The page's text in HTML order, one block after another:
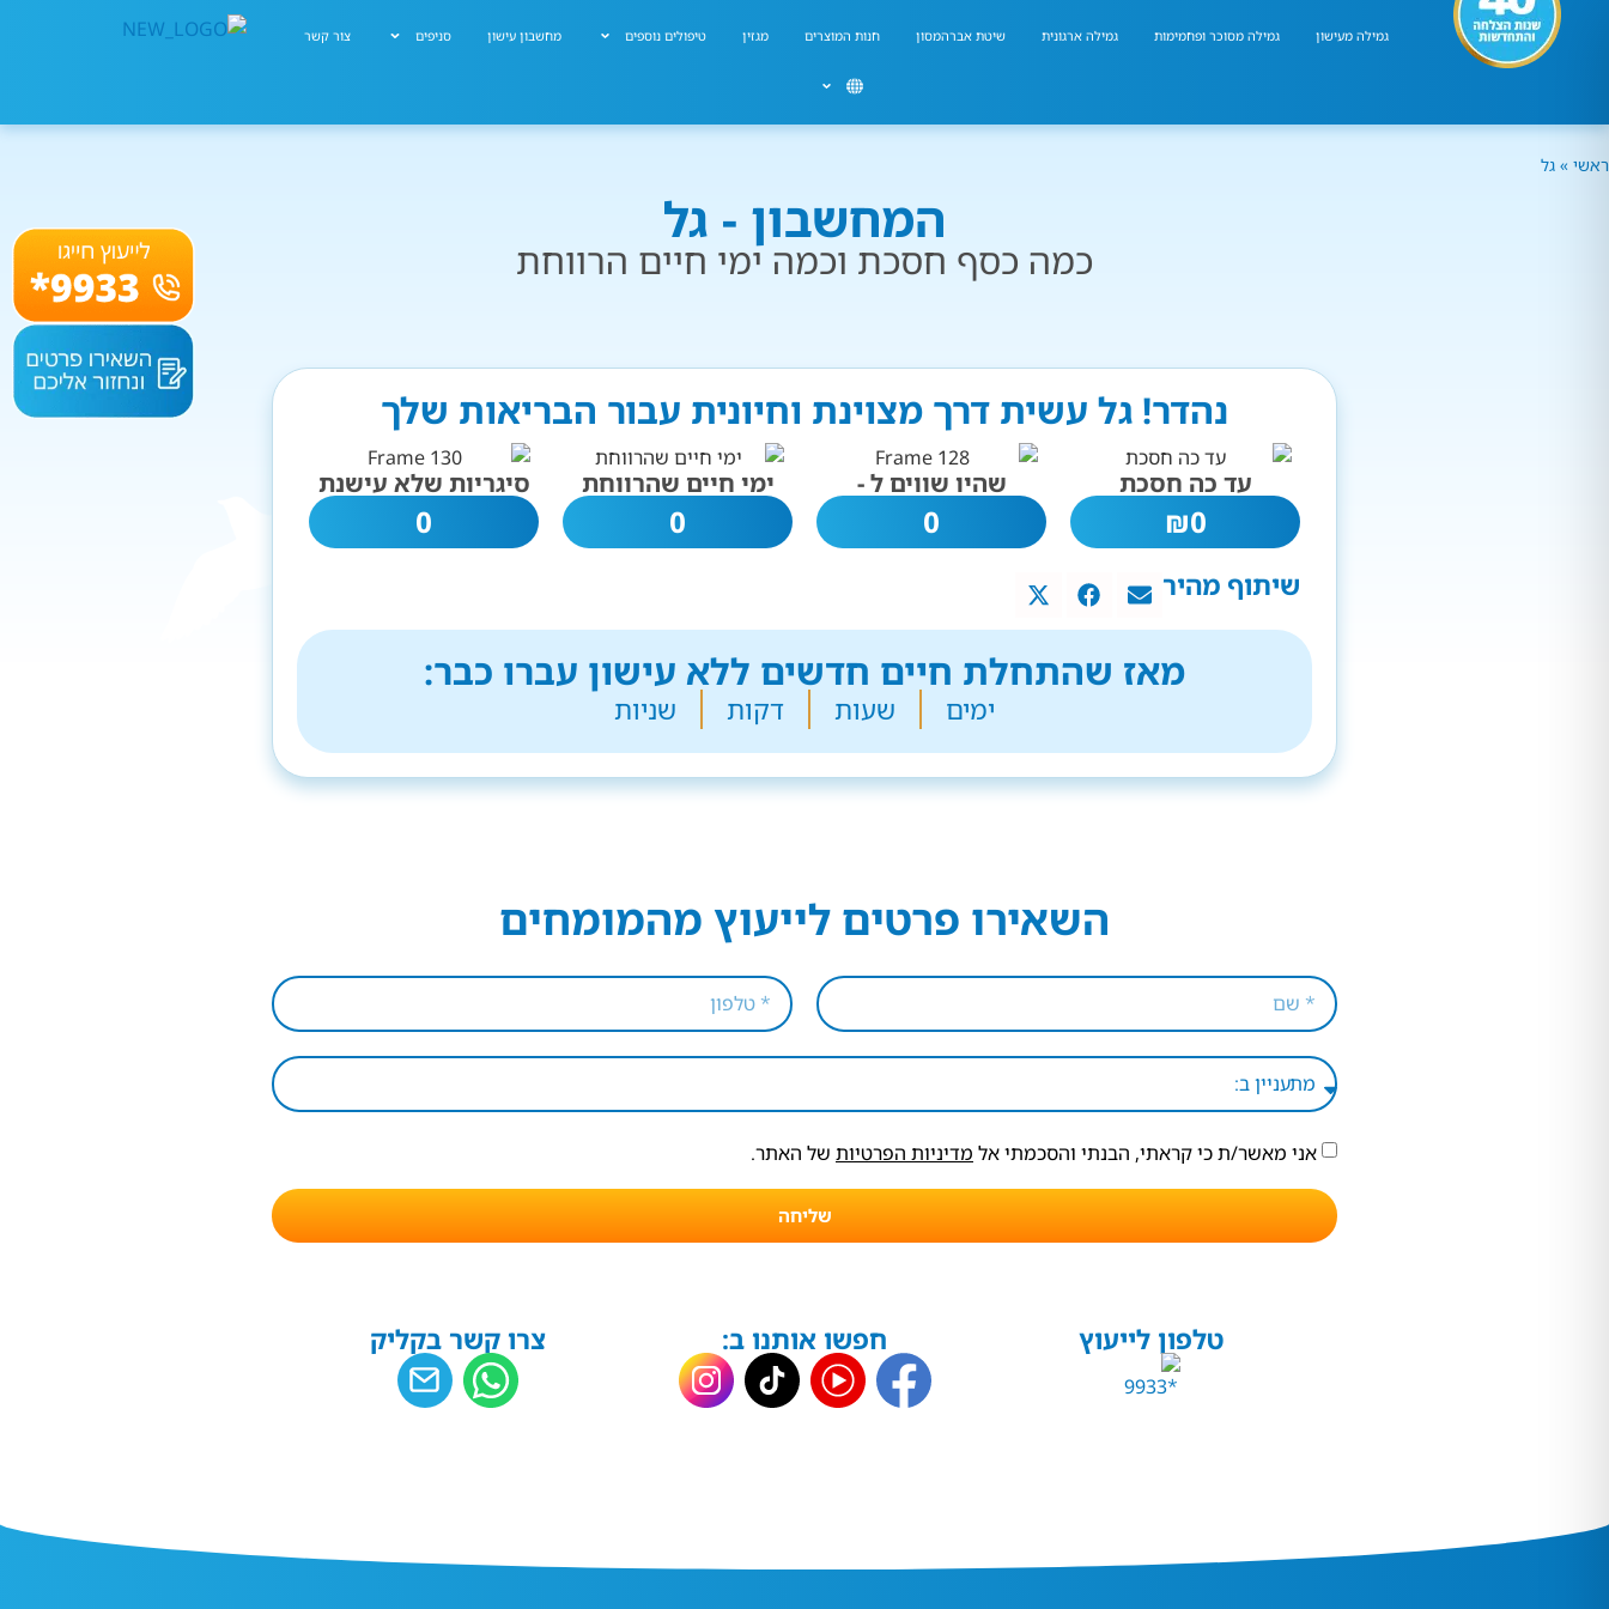
גמילה מעישון גמילה מסוכר ופחמימות גמילה ארגונית שיטת אברהמסון חנות המוצרים מגזין טיפולים נוספים מחשבון עישון סניפים צור קשר
ראשי » גל
המחשבון - גל
כמה כסף חסכת וכמה ימי חיים הרווחת
נהדר! גל עשית דרך מצוינת וחיונית עבור הבריאות שלך
עד כה חסכת
0
₪
שהיו שווים ל -
0
ימי חיים שהרווחת
0
סיגריות שלא עישנת
0
שיתוף מהיר
מאז שהתחלת חיים חדשים ללא עישון עברו כבר:
ימים שעות דקות שניות
השאירו פרטים לייעוץ מהמומחים
אני מאשר/ת כי קראתי, הבנתי והסכמתי אל מדיניות הפרטיות של האתר.
שליחה
טלפון לייעוץ חפשו אותנו ב: צרו קשר בקליק